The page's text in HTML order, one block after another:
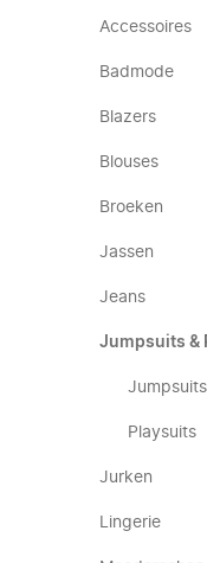
Accessoires
Badmode
Blazers
Blouses
Broeken
Jassen
Jeans
Jumpsuits &
Jumpsuits
Playsuits
Jurken
Lingerie